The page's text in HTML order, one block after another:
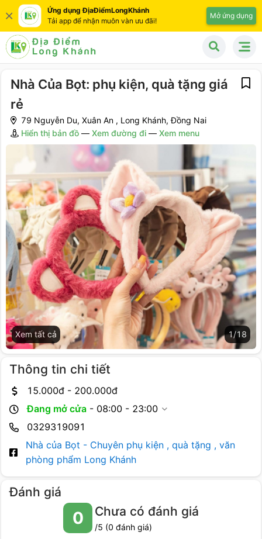
Ứng dụng ĐịaĐiểmLongKhánh
Tải app để nhận muôn vàn ưu đãi!
Mở ứng dụng
Nhà Của Bọt: phụ kiện, quà tặng giá
rẻ
79 Nguyễn Du, Xuân An , Long Khánh, Đồng Nai
Hiển thị bản đồ — Xem đường đi — Xem menu
Xem tất cả 1/18
Đánh giá
0 Chưa có đánh giá
/5 (0 đánh giá)
Thông tin chi tiết
15.000đ - 200.000đ
Đang mở cửa - 08:00 - 23:00
0329319091
Nhà của Bọt - Chuyên phụ kiện , quà tặng , văn
phòng phẩm Long Khánh